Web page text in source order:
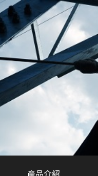
產品介紹